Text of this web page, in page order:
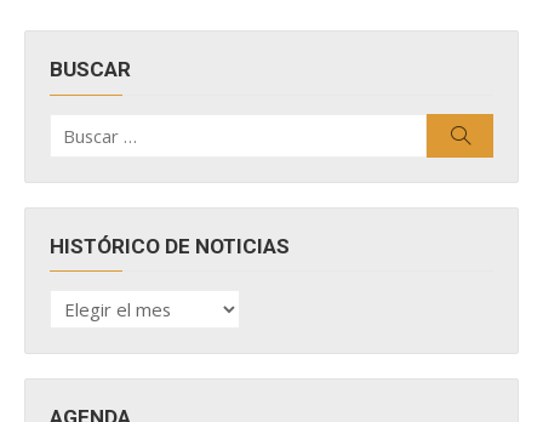
BUSCAR
por:
HISTÓRICO DE NOTICIAS
HISTÓRICO
DE
AGENDA